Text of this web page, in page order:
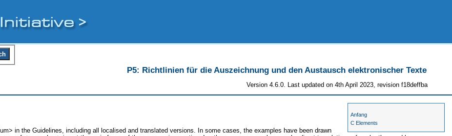
P5: Richtlinien für die Auszeichnung und den Austausch elektronischer Texte
Version 4.6.0. Last updated on 4th April 2023, revision f18deffba
Anfang
C Elements
in the Guidelines, including all localised and translated versions. In some cases, the examples have been drawn